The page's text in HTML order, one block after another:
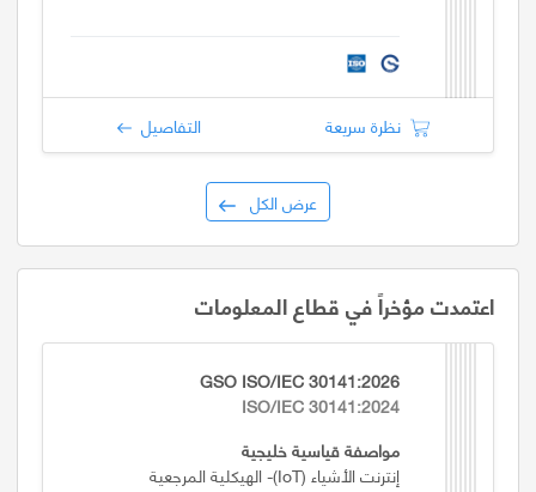
نظرة سريعة التفاصيل
عرض الكل
اعتمدت مؤخراً في قطاع المعلومات
GSO ISO/IEC 30141:2026
ISO/IEC 30141:2024
مواصفة قياسية خليجية
إنترنت الأشياء (IoT)- الهيكلية المرجعية